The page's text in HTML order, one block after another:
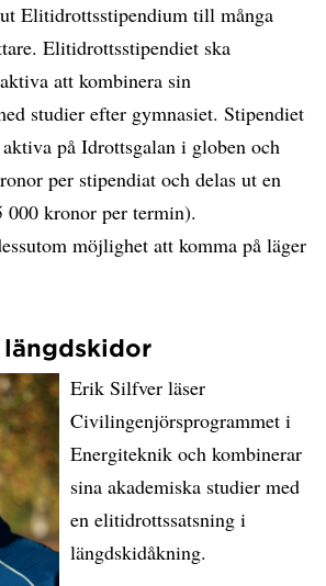
Elitidrottsstipendium till många
Elitidrottsstipendiet ska
att kombinera sin
studier efter gymnasiet. Stipendiet
på Idrottsgalan i globen och
per stipendiat och delas ut en
000 kronor per termin).
möjlighet att komma på läger
Erik Silfver läser
Civilingenjörsprogrammet i
Energiteknik och kombinerar
sina akademiska studier med
en elitidrottssatsning i
längdskidåkning.